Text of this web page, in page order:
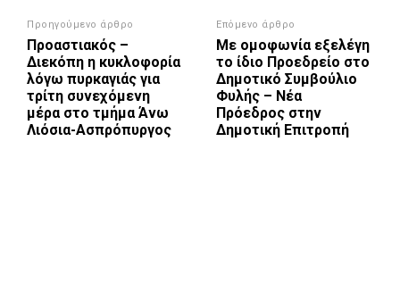
Προηγούμενο άρθρο
Προαστιακός –
Διεκόπη η κυκλοφορία
λόγω πυρκαγιάς για
τρίτη συνεχόμενη
μέρα στο τμήμα Άνω
Λιόσια-Ασπρόπυργος
Επόμενο άρθρο
Με ομοφωνία εξελέγη
το ίδιο Προεδρείο στο
Δημοτικό Συμβούλιο
Φυλής – Νέα
Πρόεδρος στην
Δημοτική Επιτροπή